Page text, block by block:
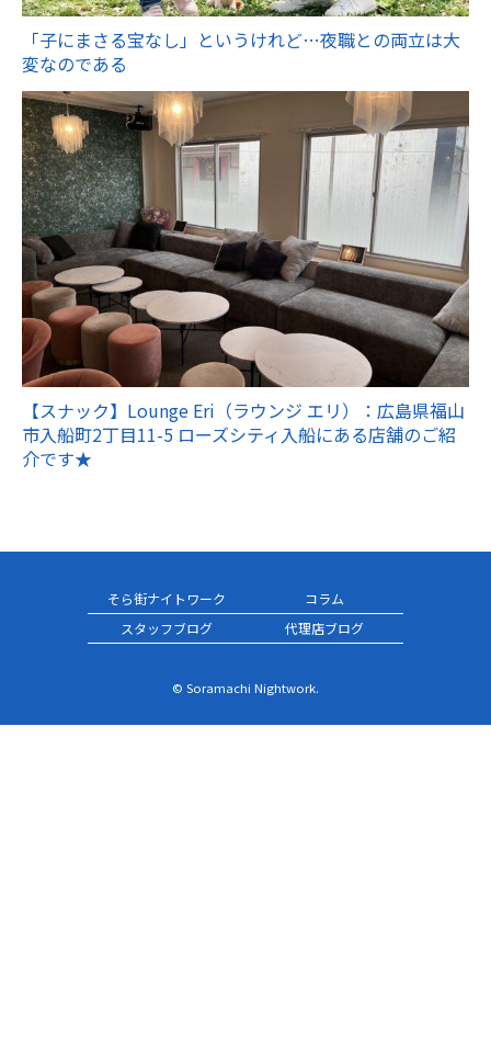
「子にまさる宝なし」というけれど…夜職との両立は大
変なのである
【スナック】Lounge Eri（ラウンジ エリ）：広島県福山
市入船町2丁目11-5 ローズシティ入船にある店舗のご紹
介です★
そら街ナイトワーク
コラム
スタッフブログ
代理店ブログ
© Soramachi Nightwork.